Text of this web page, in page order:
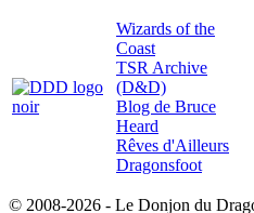
Wizards of the
Coast
TSR Archive
(D&D)
Blog de Bruce
Heard
Rêves d'Ailleurs
Dragonsfoot
© 2008-2026 - Le Donjon du